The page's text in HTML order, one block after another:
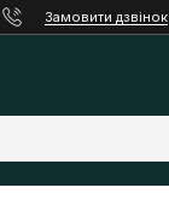
Замовити дзвінок